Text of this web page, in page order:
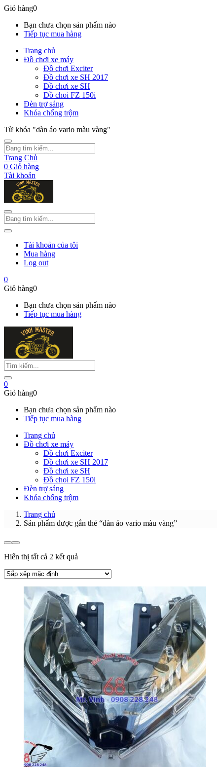
Giỏ hàng0
Bạn chưa chọn sản phẩm nào
Tiếp tục mua hàng
Trang chủ
Đồ chơi xe máy
Đồ chơi Exciter
Đồ chơi xe SH 2017
Đồ chơi xe SH
Đồ choi FZ 150i
Đèn trợ sáng
Khóa chống trộm
Từ khóa "dàn áo vario màu vàng"
Trang Chủ
0 Giỏ hàng
Tài khoản
Tài khoản của tôi
Mua hàng
Log out
0
Giỏ hàng0
Bạn chưa chọn sản phẩm nào
Tiếp tục mua hàng
0
Giỏ hàng0
Bạn chưa chọn sản phẩm nào
Tiếp tục mua hàng
Trang chủ
Đồ chơi xe máy
Đồ chơi Exciter
Đồ chơi xe SH 2017
Đồ chơi xe SH
Đồ choi FZ 150i
Đèn trợ sáng
Khóa chống trộm
Trang chủ
Sản phẩm được gắn thẻ “dàn áo vario màu vàng”
Hiển thị tất cả 2 kết quả